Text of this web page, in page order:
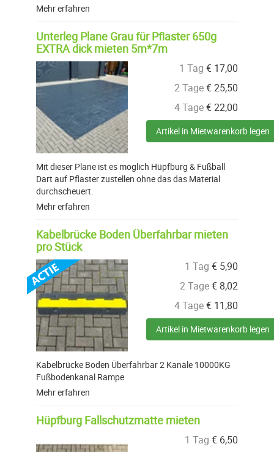
Mehr erfahren
Unterleg Plane Grau für Pflaster 650g
EXTRA dick mieten 5m*7m
1 Tag € 17,00
2 Tage€25,50
4 Tage€22,00
Artikel in Mietwarenkorb legen
Mit dieser Plane ist es möglich Hüpfburg & Fußball
Dart auf Pflaster zustellen ohne das das Material
durchscheuert.
Mehr erfahren
Kabelbrücke Boden Überfahrbar mieten
pro Stück
1 Tag € 5,90
2 Tage€ 8,02
4 Tage€ 11,80
Artikel in Mietwarenkorb legen
Kabelbrücke Boden Überfahrbar 2 Kanäle 10000KG
Fußbodenkanal Rampe
Mehr erfahren
Hüpfburg Fallschutzmatte mieten
1 Tag € 6,50